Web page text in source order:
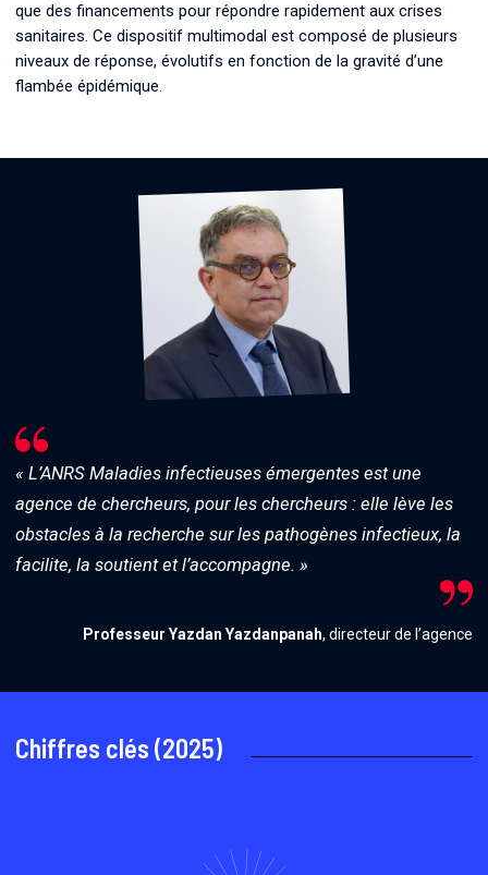
que des financements pour répondre rapidement aux crises
sanitaires. Ce dispositif multimodal est composé de plusieurs
niveaux de réponse, évolutifs en fonction de la gravité d’une
flambée épidémique.
« L’ANRS Maladies infectieuses émergentes est une
agence de chercheurs, pour les chercheurs : elle lève les
obstacles à la recherche sur les pathogènes infectieux, la
facilite, la soutient et l’accompagne. »
Professeur Yazdan Yazdanpanah, directeur de l’agence
Chiffres clés (2025)